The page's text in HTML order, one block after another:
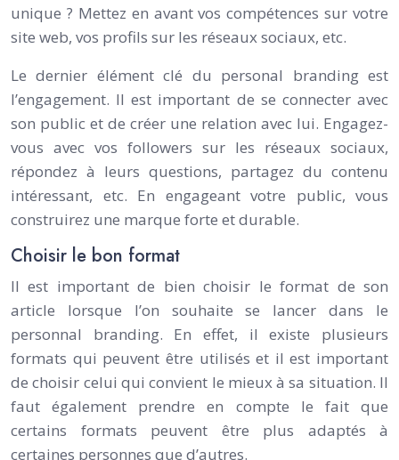
unique ? Mettez en avant vos compétences sur votre
site web, vos profils sur les réseaux sociaux, etc.
Le dernier élément clé du personal branding est
l’engagement. Il est important de se connecter avec
son public et de créer une relation avec lui. Engagez-
vous avec vos followers sur les réseaux sociaux,
répondez à leurs questions, partagez du contenu
intéressant, etc. En engageant votre public, vous
construirez une marque forte et durable.
Choisir le bon format
Il est important de bien choisir le format de son
article lorsque l’on souhaite se lancer dans le
personnal branding. En effet, il existe plusieurs
formats qui peuvent être utilisés et il est important
de choisir celui qui convient le mieux à sa situation. Il
faut également prendre en compte le fait que
certains formats peuvent être plus adaptés à
certaines personnes que d’autres.